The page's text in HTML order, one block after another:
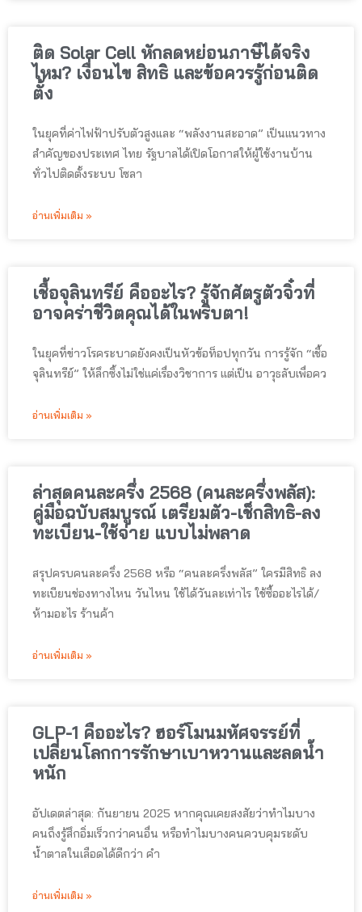
ติด Solar Cell หักลดหย่อนภาษีได้จริง
ไหม? เงื่อนไข สิทธิ และข้อควรรู้ก่อนติด
ตั้ง
ในยุคที่ค่าไฟฟ้าปรับตัวสูงและ “พลังงานสะอาด” เป็นแนวทาง
สำคัญของประเทศ ไทย รัฐบาลได้เปิดโอกาสให้ผู้ใช้งานบ้าน
ทั่วไปติดตั้งระบบ โซลา
อ่านเพิ่มเติม »
เชื้อจุลินทรีย์ คืออะไร? รู้จักศัตรูตัวจิ๋วที่
อาจคร่าชีวิตคุณได้ในพริบตา!
ในยุคที่ข่าวโรคระบาดยังคงเป็นหัวข้อท็อปทุกวัน การรู้จัก “เชื้อ
จุลินทรีย์” ให้ลึกซึ้งไม่ใช่แค่เรื่องวิชาการ แต่เป็น อาวุธลับเพื่อคว
อ่านเพิ่มเติม »
ล่าสุดคนละครึ่ง 2568 (คนละครึ่งพลัส):
คู่มือฉบับสมบูรณ์ เตรียมตัว-เช็กสิทธิ-ลง
ทะเบียน-ใช้จ่าย แบบไม่พลาด
สรุปครบคนละครึ่ง 2568 หรือ “คนละครึ่งพลัส” ใครมีสิทธิ ลง
ทะเบียนช่องทางไหน วันไหน ใช้ได้วันละเท่าไร ใช้ซื้ออะไรได้/
ห้ามอะไร ร้านค้า
อ่านเพิ่มเติม »
GLP-1 คืออะไร? ฮอร์โมนมหัศจรรย์ที่
เปลี่ยนโลกการรักษาเบาหวานและลดน้ำ
หนัก
อัปเดตล่าสุด: กันยายน 2025 หากคุณเคยสงสัยว่าทำไมบาง
คนถึงรู้สึกอิ่มเร็วกว่าคนอื่น หรือทำไมบางคนควบคุมระดับ
น้ำตาลในเลือดได้ดีกว่า คำ
อ่านเพิ่มเติม »